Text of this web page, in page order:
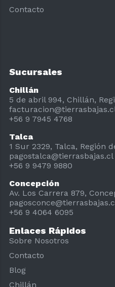
Sucursales
Chillán
5 de abril 994, Chillán,
+56 9 7945 4768
Talca
1 Sur 2329, Talca, Región
pagostalca@tierrasbajas.cl
+56 9 9479 9880
Concepción
Av. Los Carrera 879,
+56 9 4064 6095
Enlaces Rápidos
Sobre Nosotros
Contacto
Blog
Chillán
Contacto